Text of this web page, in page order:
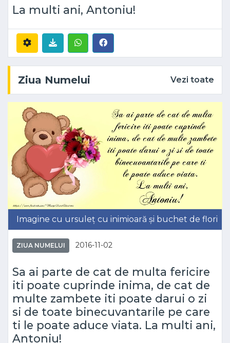
La multi ani, Antoniu!
Ziua Numelui Vezi toate
Imagine cu ursuleț cu inimioară și buchet de flori
ZIUA NUMELUI 2016-11-02
Sa ai parte de cat de multa fericire
iti poate cuprinde inima, de cat de
multe zambete iti poate darui o zi
si de toate binecuvantarile pe care
ti le poate aduce viata. La multi ani,
Antoniu!